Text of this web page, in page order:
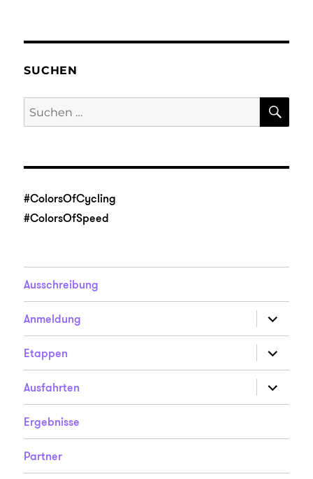
SUCHEN
Suche
nach:
#ColorsOfCycling
#ColorsOfSpeed
Ausschreibung
Anmeldung
anzeigen
Etappen
anzeigen
Ausfahrten
anzeigen
Ergebnisse
Partner